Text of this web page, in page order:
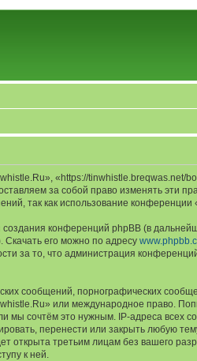
«https://tinwhistle.breqwas.net/
за собой право изменять эти
так как использование
конференций phpBB (в
его можно по адресу
за то, что администрация
сообщений, порнографических
или международное право.
мы сочтём это нужным. IP-адреса
перенести или закрыть любую
открыта третьим лицам без вашего
к ней.